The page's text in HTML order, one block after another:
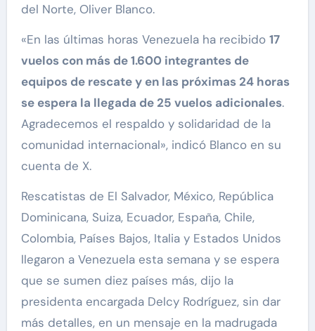
del Norte, Oliver Blanco.
«En las últimas horas Venezuela ha recibido 17
vuelos con más de 1.600 integrantes de
equipos de rescate y en las próximas 24 horas
se espera la llegada de 25 vuelos adicionales.
Agradecemos el respaldo y solidaridad de la
comunidad internacional», indicó Blanco en su
cuenta de X.
Rescatistas de El Salvador, México, República
Dominicana, Suiza, Ecuador, España, Chile,
Colombia, Países Bajos, Italia y Estados Unidos
llegaron a Venezuela esta semana y se espera
que se sumen diez países más, dijo la
presidenta encargada Delcy Rodríguez, sin dar
más detalles, en un mensaje en la madrugada